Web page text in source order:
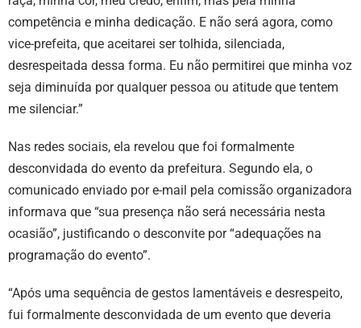
competência e minha dedicação. E não será agora, como
vice-prefeita, que aceitarei ser tolhida, silenciada,
desrespeitada dessa forma. Eu não permitirei que minha voz
seja diminuída por qualquer pessoa ou atitude que tentem
me silenciar.”
Nas redes sociais, ela revelou que foi formalmente
desconvidada do evento da prefeitura. Segundo ela, o
comunicado enviado por e-mail pela comissão organizadora
informava que “sua presença não será necessária nesta
ocasião”, justificando o desconvite por “adequações na
programação do evento”.
“Após uma sequência de gestos lamentáveis e desrespeito,
fui formalmente desconvidada de um evento que deveria